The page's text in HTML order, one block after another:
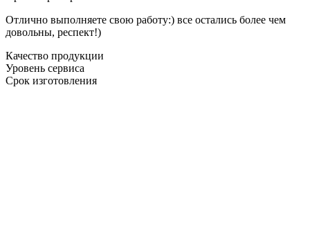
Отлично выполняете свою работу:) все остались более чем
довольны, респект!)
Качество продукции
Уровень сервиса
Срок изготовления